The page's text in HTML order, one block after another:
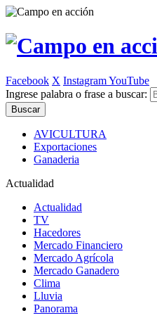
Facebook X InstagramYouTube
Ingrese palabra o frase a buscar:
AVICULTURA
Exportaciones
Ganaderia
Actualidad
Actualidad
TV
Hacedores
Mercado Financiero
Mercado Agrícola
Mercado Ganadero
Clima
Lluvia
Panorama